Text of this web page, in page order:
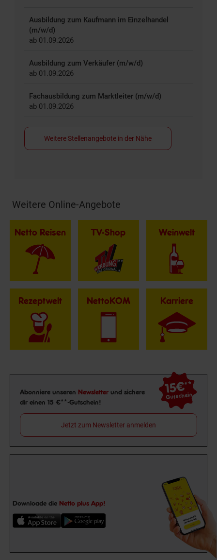
Ausbildung zum Kaufmann im Einzelhandel
(m/w/d)
ab 01.09.2026
Ausbildung zum Verkäufer (m/w/d)
ab 01.09.2026
Fachausbildung zum Marktleiter (m/w/d)
ab 01.09.2026
Weitere Stellenangebote in der Nähe
Fußzeile
Weitere Online-Angebote
Netto Reisen TV-Shop Weinwelt
Rezeptwelt NettoKOM Karriere
Newsletter Anmeldung
Abonniere unseren Newsletter und sichere
dir einen 15 €**-Gutschein!
15€**
Gutschein
Jetzt zum Newsletter anmelden
Downloade die Netto plus App!